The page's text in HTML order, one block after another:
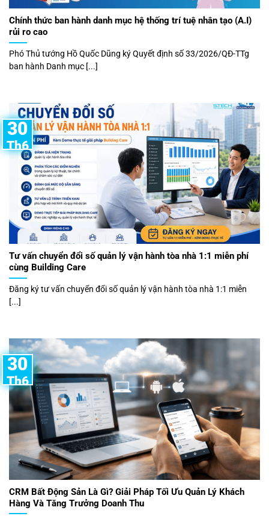
Chính thức ban hành danh mục hệ thống trí tuệ nhân tạo (A.I)
rủi ro cao
Phó Thủ tướng Hồ Quốc Dũng ký Quyết định số 33/2026/QĐ-TTg
ban hành Danh mục [...]
Tư vấn chuyển đổi số quản lý vận hành tòa nhà 1:1 miễn phí
cùng Building Care
Đăng ký tư vấn chuyển đổi số quản lý vận hành tòa nhà 1:1 miễn
[...]
30
Th6
CRM Bất Động Sản Là Gì? Giải Pháp Tối Ưu Quản Lý Khách
Hàng Và Tăng Trưởng Doanh Thu
30
Th6